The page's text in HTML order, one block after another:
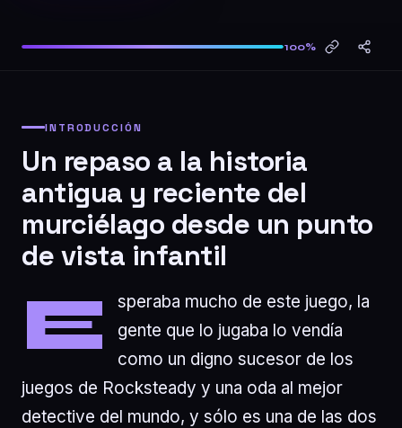
100%
INTRODUCCIÓN
Un repaso a la historia
antigua y reciente del
murciélago desde un punto
de vista infantil
E
speraba mucho de este juego, la
gente que lo jugaba lo vendía
como un digno sucesor de los
juegos de Rocksteady y una oda al mejor
detective del mundo, y sólo es una de las dos